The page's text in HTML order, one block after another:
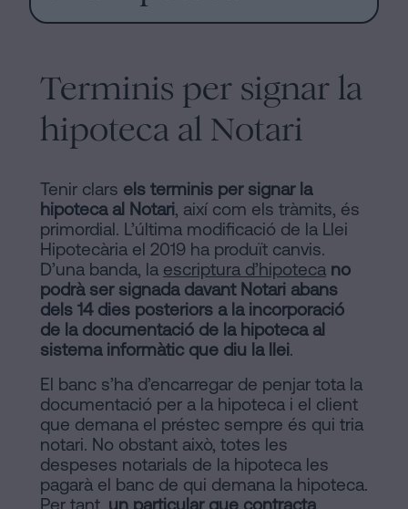
Terminis per signar la
hipoteca al Notari
Tenir clars els terminis per signar la
hipoteca al Notari, així com els tràmits, és
primordial. L’última modificació de la Llei
Hipotecària el 2019 ha produït canvis.
D’una banda, la escriptura d’hipoteca no
podrà ser signada davant Notari abans
dels 14 dies posteriors a la incorporació
de la documentació de la hipoteca al
sistema informàtic que diu la llei.
El banc s’ha d’encarregar de penjar tota la
documentació per a la hipoteca i el client
que demana el préstec sempre és qui tria
notari. No obstant això, totes les
despeses notarials de la hipoteca les
pagarà el banc de qui demana la hipoteca.
Per tant, un particular que contracta